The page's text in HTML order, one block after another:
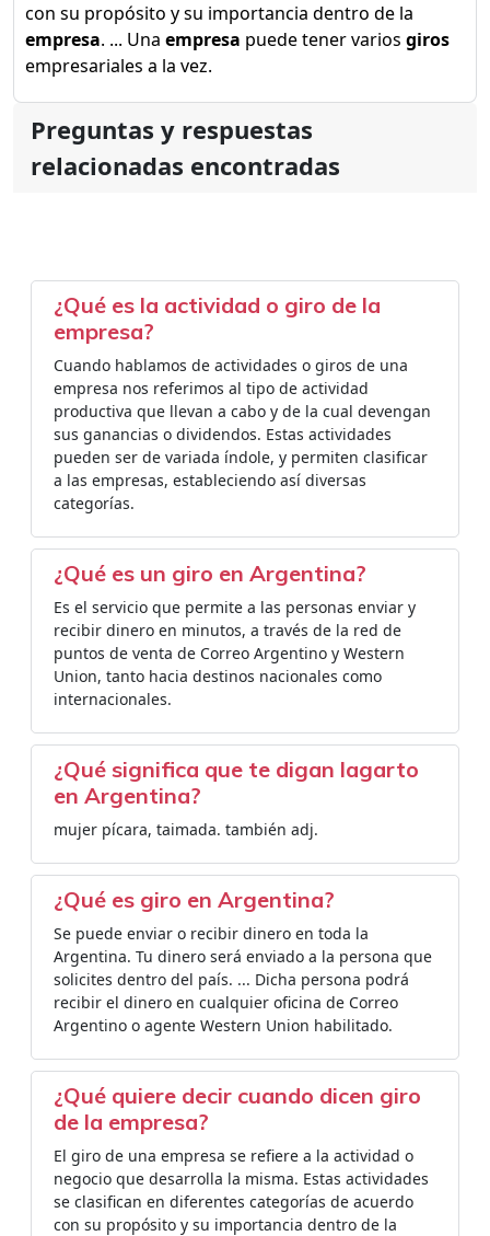
con su propósito y su importancia dentro de la
empresa. ... Una empresa puede tener varios giros
empresariales a la vez.
Preguntas y respuestas
relacionadas encontradas
¿Qué es la actividad o giro de la
empresa?
Cuando hablamos de actividades o giros de una
empresa nos referimos al tipo de actividad
productiva que llevan a cabo y de la cual devengan
sus ganancias o dividendos. Estas actividades
pueden ser de variada índole, y permiten clasificar
a las empresas, estableciendo así diversas
categorías.
¿Qué es un giro en Argentina?
Es el servicio que permite a las personas enviar y
recibir dinero en minutos, a través de la red de
puntos de venta de Correo Argentino y Western
Union, tanto hacia destinos nacionales como
internacionales.
¿Qué significa que te digan lagarto
en Argentina?
mujer pícara, taimada. también adj.
¿Qué es giro en Argentina?
Se puede enviar o recibir dinero en toda la
Argentina. Tu dinero será enviado a la persona que
solicites dentro del país. ... Dicha persona podrá
recibir el dinero en cualquier oficina de Correo
Argentino o agente Western Union habilitado.
¿Qué quiere decir cuando dicen giro
de la empresa?
El giro de una empresa se refiere a la actividad o
negocio que desarrolla la misma. Estas actividades
se clasifican en diferentes categorías de acuerdo
con su propósito y su importancia dentro de la